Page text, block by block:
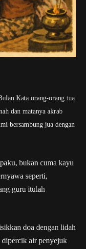
Kata orang-orang tua
dan matanya akrab
bersambung jua dengan
bukan cuma kayu
seperti,
guru itulah
doa dengan lidah
dipercik air penyejuk